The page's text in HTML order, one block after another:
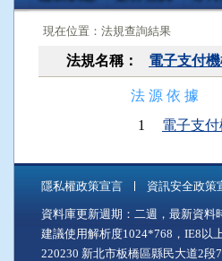
現在位置：法規查詢結果
法規名稱： 電子支付
法 源 依 據
1
電子支付
隱私權政策宣言 資訊安全政策
資料庫更新週期：二週，最新資料
建議使用解析度1024*768，IE8以
220230 新北市板橋區縣民大道2